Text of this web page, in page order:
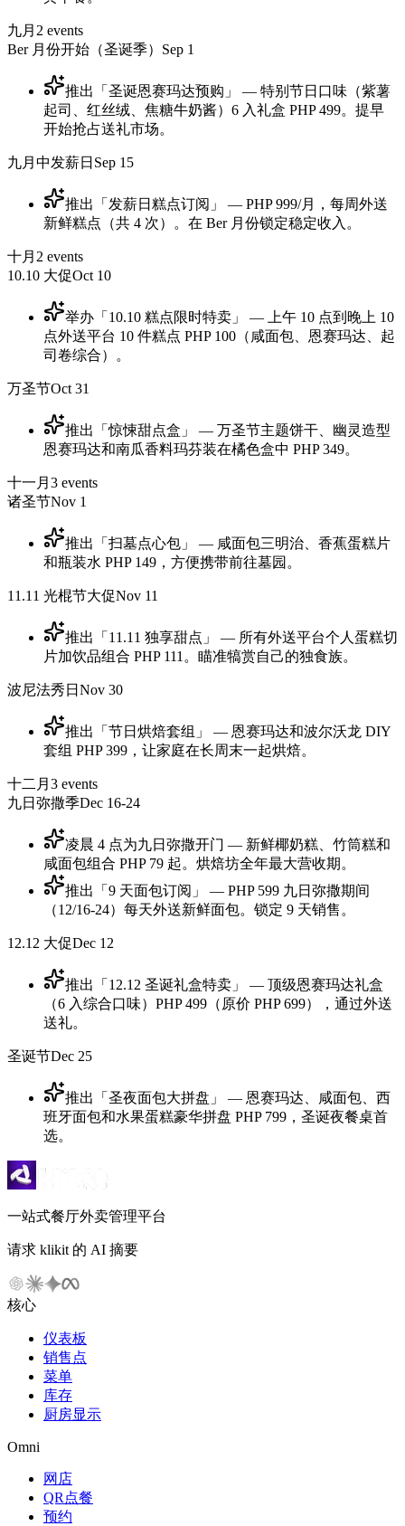
九月 2 events
Ber 月份开始（圣诞季） Sep 1
推出「圣诞恩赛玛达预购」 — 特别节日口味（紫薯
起司、红丝绒、焦糖牛奶酱）6 入礼盒 PHP 499。提早
开始抢占送礼市场。
九月中发薪日 Sep 15
推出「发薪日糕点订阅」 — PHP 999/月，每周外送
新鲜糕点（共 4 次）。在 Ber 月份锁定稳定收入。
十月 2 events
10.10 大促Oct 10
举办「10.10 糕点限时特卖」 — 上午 10 点到晚上 10
点外送平台 10 件糕点 PHP 100（咸面包、恩赛玛达、起
司卷综合）。
万圣节Oct 31
推出「惊悚甜点盒」 — 万圣节主题饼干、幽灵造型
恩赛玛达和南瓜香料玛芬装在橘色盒中 PHP 349。
十一月 3 events
诸圣节Nov 1
推出「扫墓点心包」 — 咸面包三明治、香蕉蛋糕片
和瓶装水 PHP 149，方便携带前往墓园。
11.11 光棍节大促Nov 11
推出「11.11 独享甜点」 — 所有外送平台个人蛋糕切
片加饮品组合 PHP 111。瞄准犒赏自己的独食族。
波尼法秀日 Nov 30
推出「节日烘焙套组」 — 恩赛玛达和波尔沃龙 DIY
套组 PHP 399，让家庭在长周末一起烘焙。
十二月 3 events
九日弥撒季Dec 16-24
凌晨 4 点为九日弥撒开门 — 新鲜椰奶糕、竹筒糕和
咸面包组合 PHP 79 起。烘焙坊全年最大营收期。
推出「9 天面包订阅」 — PHP 599 九日弥撒期间
（12/16-24）每天外送新鲜面包。锁定 9 天销售。
12.12 大促Dec 12
推出「12.12 圣诞礼盒特卖」 — 顶级恩赛玛达礼盒
（6 入综合口味）PHP 499（原价 PHP 699），通过外送
送礼。
圣诞节Dec 25
推出「圣夜面包大拼盘」 — 恩赛玛达、咸面包、西
班牙面包和水果蛋糕豪华拼盘 PHP 799，圣诞夜餐桌首
选。
一站式餐厅外卖管理平台
请求 klikit 的 AI 摘要
核心
仪表板
销售点
菜单
库存
厨房显示
Omni
网店
QR点餐
预约